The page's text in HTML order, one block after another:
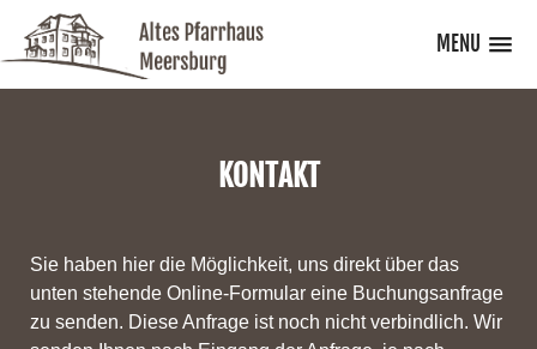
MENU
KONTAKT
Sie haben hier die Möglichkeit, uns direkt über das
unten stehende Online-Formular eine Buchungsanfrage
zu senden. Diese Anfrage ist noch nicht verbindlich. Wir